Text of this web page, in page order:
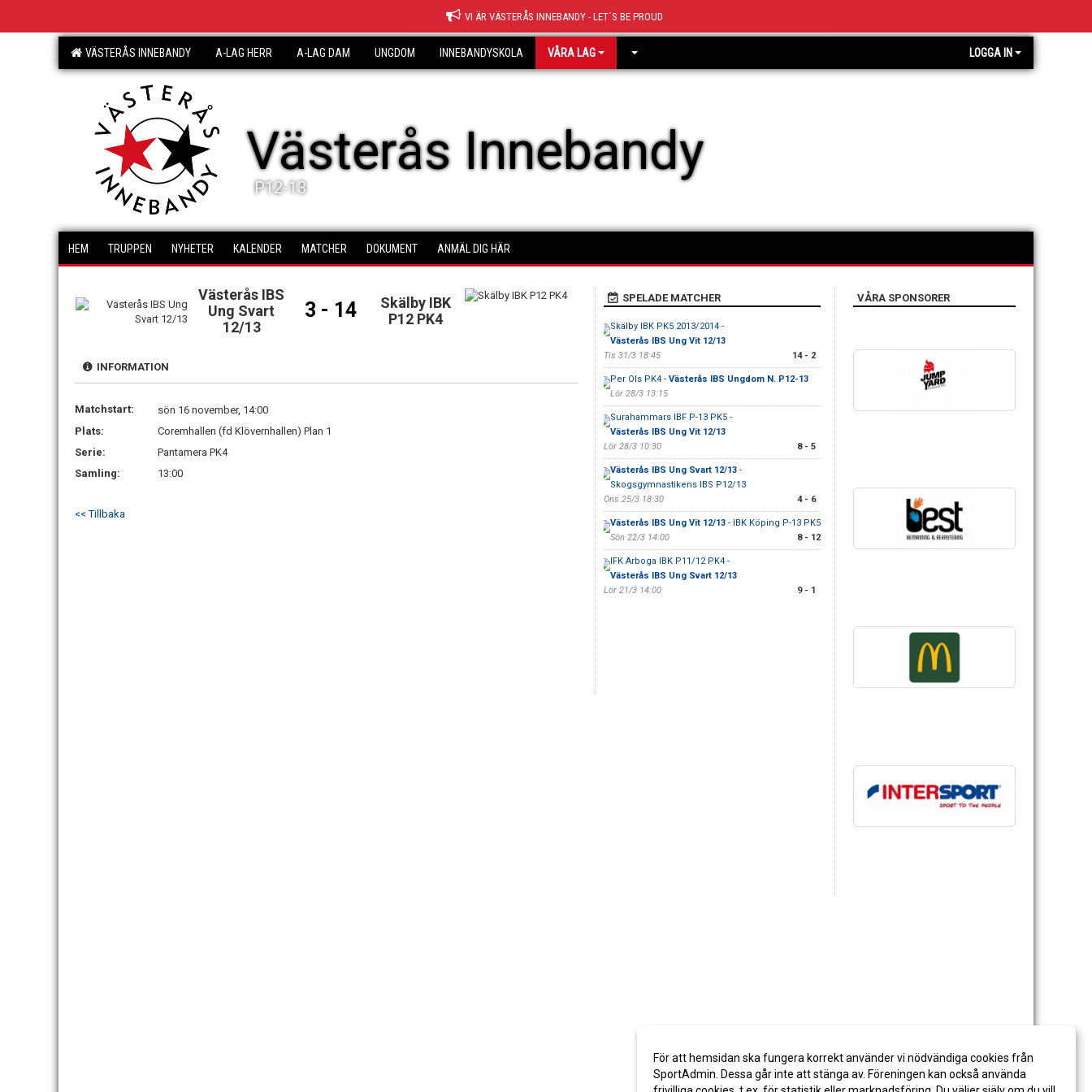
VI ÄR VÄSTERÅS INNEBANDY - LET´S BE PROUD
VÄSTERÅS INNEBANDY A-LAG HERR A-LAG DAM UNGDOM INNEBANDYSKOLA VÅRA LAG LOGGA IN
Västerås Innebandy
P12-13
HEM TRUPPEN NYHETER KALENDER MATCHER DOKUMENT ANMÄL DIG HÄR
Västerås IBS
Ung Svart
12/13
3 - 14
Skälby IBK
P12 PK4
INFORMATION
Matchstart:
sön 16 november, 14:00
Plats:
Coremhallen (fd Klövernhallen) Plan 1
Serie:
Pantamera PK4
Samling:
13:00
<< Tillbaka
SPELADE MATCHER
Skälby IBK PK5 2013/2014 -
Västerås IBS Ung Vit 12/13
Tis 31/3 18:45
14 - 2
Per Ols PK4 - Västerås IBS Ungdom N. P12-13
Lör 28/3 13:15
Surahammars IBF P-13 PK5 -
Västerås IBS Ung Vit 12/13
Lör 28/3 10:30
8 - 5
Västerås IBS Ung Svart 12/13-
Skogsgymnastikens IBS P12/13
Ons 25/3 18:30
4 - 6
Västerås IBS Ung Vit 12/13- IBK Köping P-13 PK5
Sön 22/3 14:00
8 - 12
IFK Arboga IBK P11/12 PK4 -
Västerås IBS Ung Svart 12/13
Lör 21/3 14:00
9 - 1
VÅRA SPONSORER
För att hemsidan ska fungera korrekt använder vi nödvändiga cookies från
SportAdmin. Dessa går inte att stänga av. Föreningen kan också använda